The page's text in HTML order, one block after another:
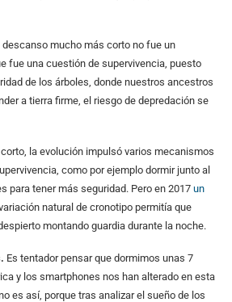
descanso mucho más corto no fue un
fue una cuestión de supervivencia, puesto
de los árboles, donde nuestros ancestros
a tierra firme, el riesgo de depredación se
la evolución impulsó varios mecanismos
como por ejemplo dormir junto al
para tener más seguridad. Pero en 2017 un
natural de cronotipo permitía que
montando guardia durante la noche.
Es tentador pensar que dormimos unas 7
y los smartphones nos han alterado en esta
es así, porque tras analizar el sueño de los